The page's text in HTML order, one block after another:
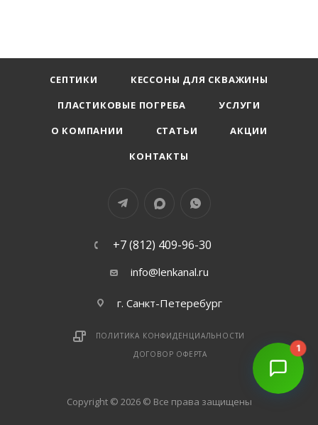
СЕПТИКИ
КЕССОНЫ ДЛЯ СКВАЖИНЫ
ПЛАСТИКОВЫЕ ПОГРЕБА
УСЛУГИ
О КОМПАНИИ
СТАТЬИ
АКЦИИ
КОНТАКТЫ
+7 (812) 409-96-30
info@lenkanal.ru
г. Санкт-Петеребург
ПОЛИТИКА КОНФИДЕНЦИАЛЬНОСТИ
ДОГОВОР ОФЕРТА
Copyright © 2026 © Все права защищены
1